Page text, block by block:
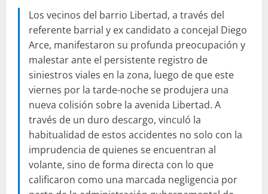
Los vecinos del barrio Libertad, a través del
referente barrial y ex candidato a concejal Diego
Arce, manifestaron su profunda preocupación y
malestar ante el persistente registro de
siniestros viales en la zona, luego de que este
viernes por la tarde-noche se produjera una
nueva colisión sobre la avenida Libertad. A
través de un duro descargo, vinculó la
habitualidad de estos accidentes no solo con la
imprudencia de quienes se encuentran al
volante, sino de forma directa con lo que
calificaron como una marcada negligencia por